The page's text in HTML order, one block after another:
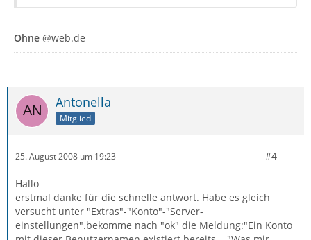
Ohne @web.de
Antonella
Mitglied
25. August 2008 um 19:23 #4
Hallo
erstmal danke für die schnelle antwort. Habe es gleich
versucht unter "Extras"-"Konto"-"Server-
einstellungen".bekomme nach "ok" die Meldung:"Ein Konto